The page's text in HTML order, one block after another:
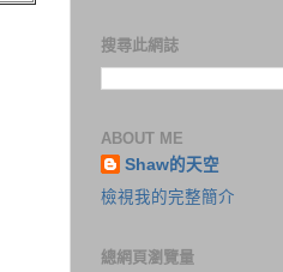
搜尋此網誌
ABOUT ME
Shaw的天空
檢視我的完整簡介
總網頁瀏覽量